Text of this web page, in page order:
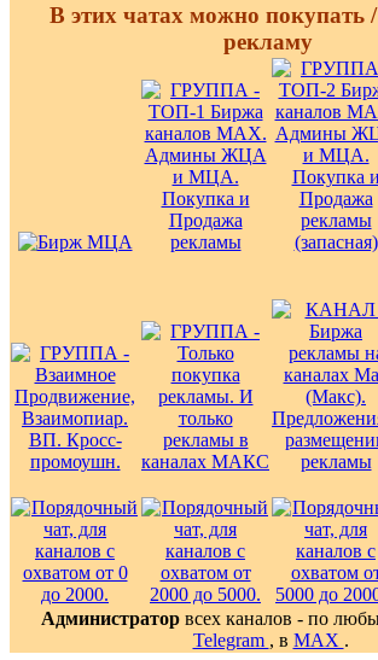
В этих чатах можно покупать
рекламу
Администратор всех каналов - по
Telegram , в MAX .